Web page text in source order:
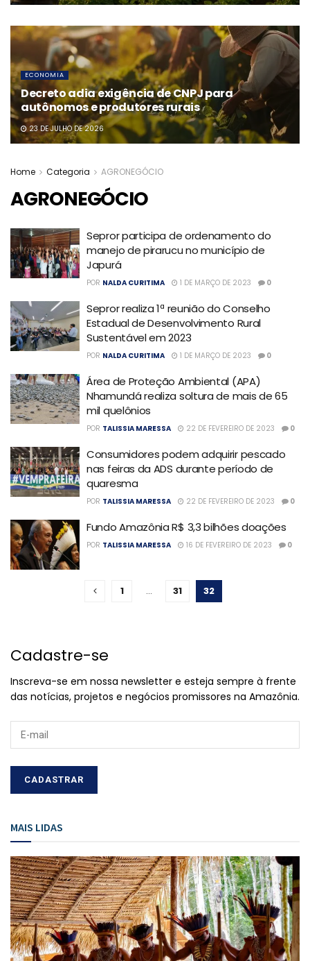
ECONOMIA
Decreto adia exigência de CNPJ para
autônomos e produtores rurais
23 DE JULHO DE 2026
Home Categoria AGRONEGÓCIO
AGRONEGÓCIO
Sepror participa de ordenamento do
manejo de pirarucu no município de
Japurá
POR NALDA CURITIMA 1 DE MARÇO DE 2023 0
Sepror realiza 1ª reunião do Conselho
Estadual de Desenvolvimento Rural
Sustentável em 2023
POR NALDA CURITIMA 1 DE MARÇO DE 2023 0
Área de Proteção Ambiental (APA)
Nhamundá realiza soltura de mais de 65
mil quelônios
POR TALISSIA MARESSA 22 DE FEVEREIRO DE 2023 0
Consumidores podem adquirir pescado
nas feiras da ADS durante período de
quaresma
POR TALISSIA MARESSA 22 DE FEVEREIRO DE 2023 0
Fundo Amazônia R$ 3,3 bilhões doações
POR TALISSIA MARESSA 16 DE FEVEREIRO DE 2023 0
1 … 31 32
Cadastre-se
Inscreva-se em nossa newsletter e esteja sempre à frente
das notícias, projetos e negócios promissores na Amazônia.
MAIS LIDAS